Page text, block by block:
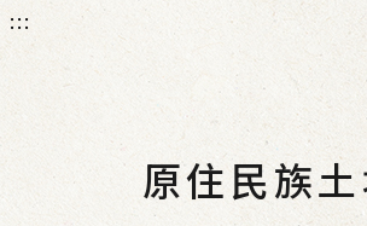
:::
原住民族